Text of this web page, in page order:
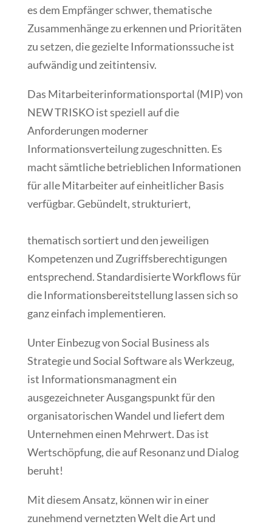
es dem Empfänger schwer, thematische
Zusammenhänge zu erkennen und Prioritäten
zu setzen, die gezielte Informationssuche ist
aufwändig und zeitintensiv.
Das Mitarbeiterinformationsportal (MIP) von
NEW TRISKO ist speziell auf die
Anforderungen moderner
Informationsverteilung zugeschnitten. Es
macht sämtliche betrieblichen Informationen
für alle Mitarbeiter auf einheitlicher Basis
verfügbar. Gebündelt, strukturiert,
thematisch sortiert und den jeweiligen
Kompetenzen und Zugriffsberechtigungen
entsprechend. Standardisierte Workflows für
die Informationsbereitstellung lassen sich so
ganz einfach implementieren.
Unter Einbezug von Social Business als
Strategie und Social Software als Werkzeug,
ist Informationsmanagment ein
ausgezeichneter Ausgangspunkt für den
organisatorischen Wandel und liefert dem
Unternehmen einen Mehrwert. Das ist
Wertschöpfung, die auf Resonanz und Dialog
beruht!
Mit diesem Ansatz, können wir in einer
zunehmend vernetzten Welt die Art und